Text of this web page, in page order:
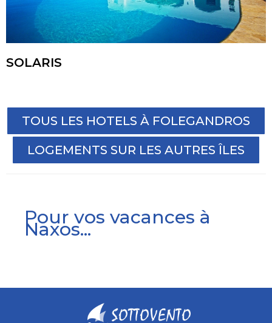
SOLARIS
TOUS LES HOTELS À FOLEGANDROS
LOGEMENTS SUR LES AUTRES ÎLES
Pour vos vacances à
Naxos...